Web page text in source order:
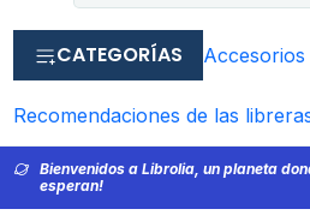
CATEGORÍAS Accesorios
Recomendaciones de las
Bienvenidos a Librolia, un planeta
esperan!